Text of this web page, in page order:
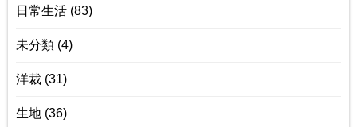
日常生活 (83)
未分類 (4)
洋裁 (31)
生地 (36)